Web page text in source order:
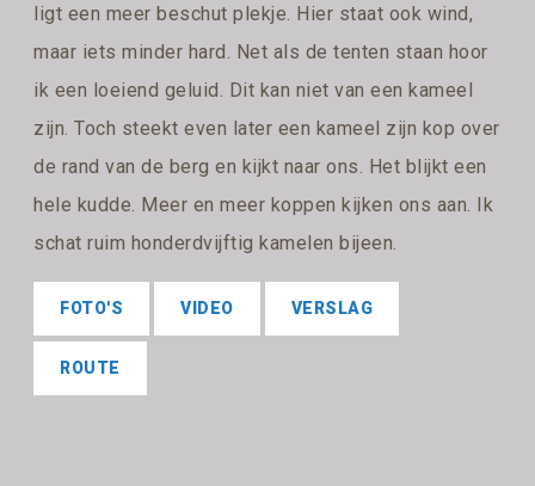
ligt een meer beschut plekje. Hier staat ook wind,
maar iets minder hard. Net als de tenten staan hoor
ik een loeiend geluid. Dit kan niet van een kameel
zijn. Toch steekt even later een kameel zijn kop over
de rand van de berg en kijkt naar ons. Het blijkt een
hele kudde. Meer en meer koppen kijken ons aan. Ik
schat ruim honderdvijftig kamelen bijeen.
FOTO'S VIDEO VERSLAG
ROUTE